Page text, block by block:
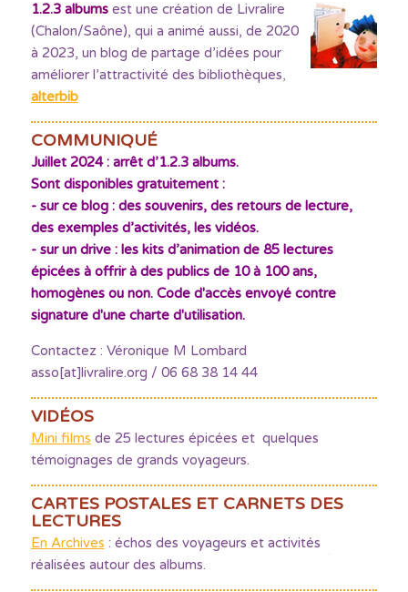
1.2.3 albumsest une création de Livralire
(Chalon/Saône), qui a animé aussi, de 2020
à 2023, un blog de partage d’idées pour
améliorer l’attractivité des bibliothèques,
alterbib
COMMUNIQUÉ
Juillet 2024 : arrêt d’1.2.3 albums.
Sont disponibles gratuitement :
- sur ce blog : des souvenirs, des retours de lecture,
des exemples d’activités, les vidéos.
- sur un drive : les kits d’animation de 85 lectures
épicées à offrir à des publics de 10 à 100 ans,
homogènes ou non. Code d'accès envoyé contre
signature d'une charte d'utilisation.
Contactez : Véronique M Lombard
asso[at]livralire.org / 06 68 38 14 44
VIDÉOS
Mini films de 25 lectures épicées et quelques
témoignages de grands voyageurs.
CARTES POSTALES ET CARNETS DES
LECTURES
En Archives : échos des voyageurs et activités
réalisées autour des albums.